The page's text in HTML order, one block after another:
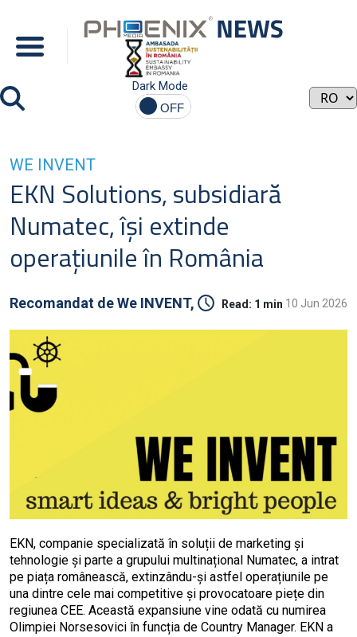
Dark Mode
WE INVENT
EKN Solutions, subsidiară
Numatec, își extinde
operațiunile în România
Recomandat deWe INVENT, Read: 1 min 10 Jun 2026
EKN, companie specializată în soluții de marketing și
tehnologie și parte a grupului multinațional Numatec, a intrat
pe piața românească, extinzându-și astfel operațiunile pe
una dintre cele mai competitive și provocatoare piețe din
regiunea CEE. Această expansiune vine odată cu numirea
Olimpiei Norsesovici în funcția de Country Manager. EKN a